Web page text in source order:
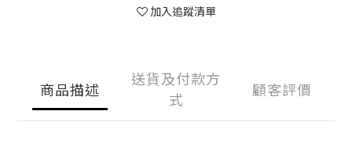
加入追蹤清單
商品描述
送貨及付款方
式
顧客評價